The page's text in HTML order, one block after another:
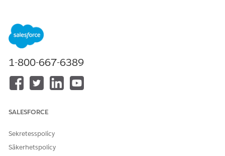
docGenerationSample/fndSingleDocxServersideLwc,
docGenerationSample/fndMultiDocxLwc, and
docGenerationSample/fndMultiPDFConvertLwc
Omniscripts.
1-800-667-6389
SALESFORCE
Sekretesspolicy
Säkerhetspolicy